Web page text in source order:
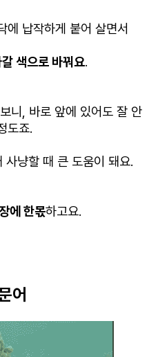
에 납작하게 붙어 살면서
색으로 바꿔요.
니, 바로 앞에 있어도 잘 안
도죠.
사냥할 때 큰 도움이 돼요.
에 한몫하고요.
어